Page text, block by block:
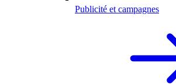
Publicité et campagnes